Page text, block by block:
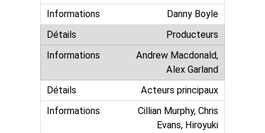
Danny Boyle
Producteurs
Andrew Macdonald,
Alex Garland
Acteurs principaux
Cillian Murphy, Chris
Evans, Hiroyuki